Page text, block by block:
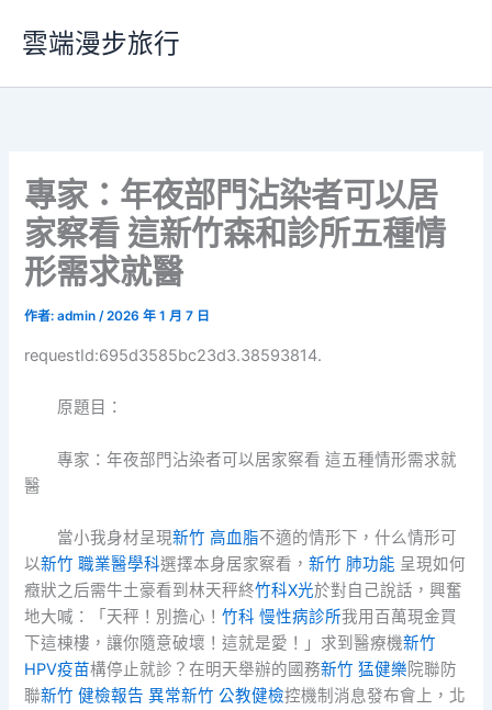
要
雲端漫步旅行
專家：年夜部門沾染者可以居
家察看 這新竹森和診所五種情
形需求就醫
作者:admin/2026 年 1 月 7 日
requestId:695d3585bc23d3.38593814.
原題目：
專家：年夜部門沾染者可以居家察看 這五種情形需求就
醫
當小我身材呈現新竹 高血脂不適的情形下，什么情形可
以新竹 職業醫學科選擇本身居家察看，新竹 肺功能 呈現如何
癥狀之后需牛土豪看到林天秤終竹科X光於對自己說話，興奮
地大喊：「天秤！別擔心！竹科 慢性病診所我用百萬現金買
下這棟樓，讓你隨意破壞！這就是愛！」求到醫療機新竹
HPV疫苗構停止就診？在明天舉辦的國務新竹 猛健樂院聯防
聯新竹 健檢報告 異常新竹 公教健檢控機制消息發布會上，北